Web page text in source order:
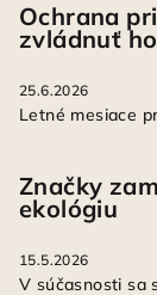
Ochrana
zvládnuť
25.6.2026
Letné mesiace
Značky
ekológiu
15.5.2026
V súčasnosti sa